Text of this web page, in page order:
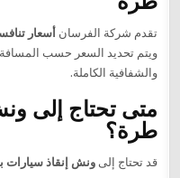
تقدم شركة الفرسان أسعار
ويتم تحديد السعر حسب المسافة
والشفافية الكاملة.
متى تحتاج إلى
طرة؟
قد تحتاج إلىونش إنقاذ سيارات